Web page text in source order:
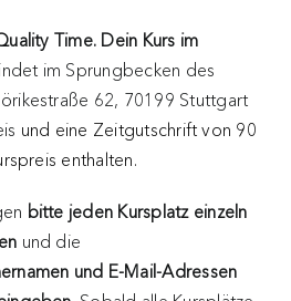
Time. Dein Kurs im
im Sprungbecken des
62, 70199 Stuttgart
und eine Zeitgutschrift von 90
enthalten.
bitte jeden Kursplatz einzeln
und die
und E-Mail-Adressen